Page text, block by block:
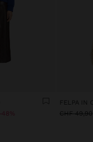
48% CHF 49,90